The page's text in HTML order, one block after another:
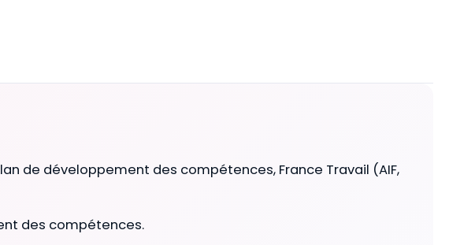
de développement des compétences, France Travail (AIF,
des compétences.